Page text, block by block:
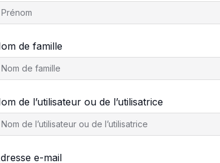
de famille
de l’utilisateur ou de l’utilisatrice
e-mail